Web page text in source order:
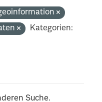
Kategorien:
Suche.